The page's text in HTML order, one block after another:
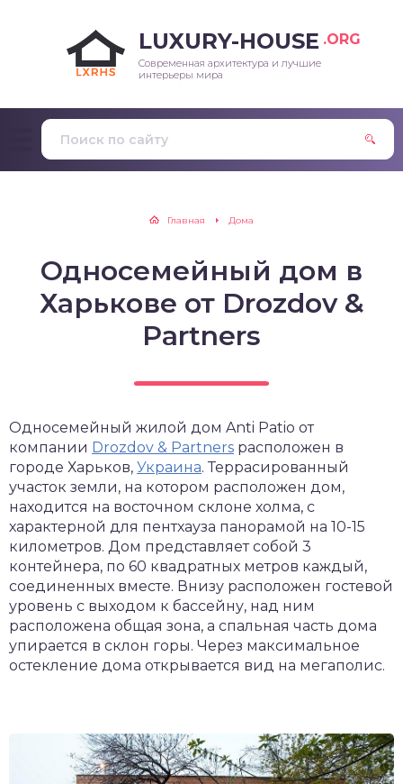
LUXURY-HOUSE .ORG
Современная архитектура и лучшие
интерьеры мира
Главная Дома
Односемейный дом в
Харькове от Drozdov &
Partners
Односемейный жилой дом Anti Patio от
компании Drozdov & Partners расположен в
городе Харьков, Украина. Террасированный
участок земли, на котором расположен дом,
находится на восточном склоне холма, с
характерной для пентхауза панорамой на 10-15
километров. Дом представляет собой 3
контейнера, по 60 квадратных метров каждый,
соединенных вместе. Внизу расположен гостевой
уровень с выходом к бассейну, над ним
расположена общая зона, а спальная часть дома
упирается в склон горы. Через максимальное
остекление дома открывается вид на мегаполис.